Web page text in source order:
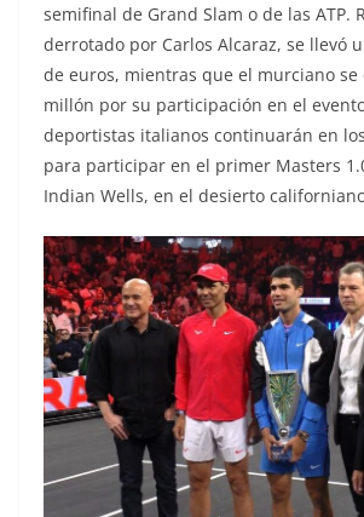
semifinal de Grand Slam o de las ATP.
derrotado por Carlos Alcaraz, se llevó
de euros, mientras que el murciano se
millón por su participación en el
deportistas italianos continuarán en
para participar en el primer Masters
Indian Wells, en el desierto